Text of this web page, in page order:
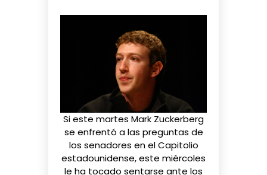
Si este martes Mark Zuckerberg
se enfrentó a las preguntas de
los senadores en el Capitolio
estadounidense, este miércoles
le ha tocado sentarse ante los